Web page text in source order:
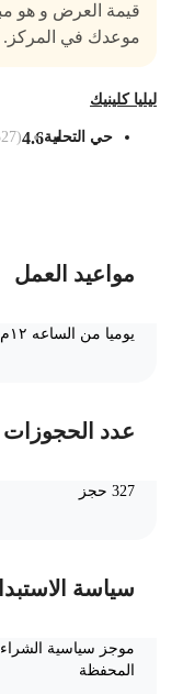
قيمة العرض و هو مبلغ
موعدك في المركز.
كلينيك
حي التحلية4.6
(
327
مواعيد العمل
يوميا من الساعه ١٢م الى ٨ م
عدد الحجوزات
سياسة الاستبدال
موجز سياسية الشراء و
المحفظة